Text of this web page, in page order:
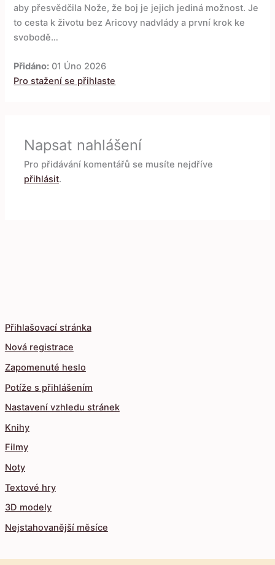
Přihlašovací stránka
Nová registrace
Zapomenuté heslo
Potíže s přihlášením
Nastavení vzhledu stránek
Knihy
Filmy
Noty
Textové hry
3D modely
Nejstahovanější měsíce
aby přesvědčila Nože, že boj je jejich jediná možnost. Je
to cesta k životu bez Aricovy nadvlády a první krok ke
svobodě…
Přidáno: 01 Úno 2026
Pro stažení se přihlaste
Napsat nahlášení
Pro přidávání komentářů se musíte nejdříve
přihlásit.